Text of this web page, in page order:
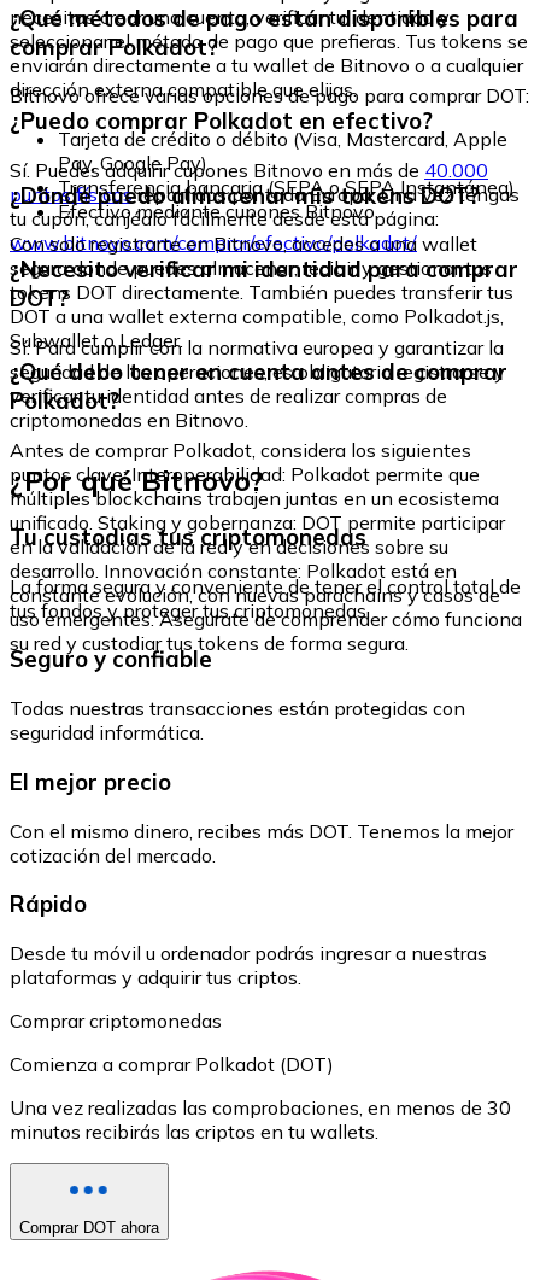
necesitas crear una cuenta, verificar tu identidad y
seleccionar el método de pago que prefieras. Tus tokens se
enviarán directamente a tu wallet de Bitnovo o a cualquier
dirección externa compatible que elijas.
¿Qué métodos de pago están disponibles para
comprar Polkadot?
Bitnovo ofrece varias opciones de pago para comprar DOT:
Tarjeta de crédito o débito (Visa, Mastercard, Apple
Pay, Google Pay)
Transferencia bancaria (SEPA o SEPA Instantánea)
Efectivo mediante cupones Bitnovo
¿Puedo comprar Polkadot en efectivo?
Sí. Puedes adquirir cupones Bitnovo en más de 40.000
puntos físicosrepartidos por toda Europa. Una vez tengas
tu cupón, canjéalo fácilmente desde esta página:
www.bitnovo.com/comprar/efectivo/polkadot/
¿Dónde puedo almacenar mis tokens DOT?
Con solo registrarte en Bitnovo, accedes a una wallet
segura donde puedes almacenar, recibir y gestionar tus
tokens DOT directamente. También puedes transferir tus
DOT a una wallet externa compatible, como Polkadot.js,
Subwallet o Ledger.
¿Necesito verificar mi identidad para comprar
DOT?
Sí. Para cumplir con la normativa europea y garantizar la
seguridad de las operaciones, es obligatorio registrarse y
verificar tu identidad antes de realizar compras de
criptomonedas en Bitnovo.
¿Qué debo tener en cuenta antes de comprar
Polkadot?
Antes de comprar Polkadot, considera los siguientes
puntos clave: Interoperabilidad: Polkadot permite que
múltiples blockchains trabajen juntas en un ecosistema
unificado. Staking y gobernanza: DOT permite participar
en la validación de la red y en decisiones sobre su
desarrollo. Innovación constante: Polkadot está en
constante evolución, con nuevas parachains y casos de
uso emergentes. Asegúrate de comprender cómo funciona
su red y custodiar tus tokens de forma segura.
¿Por qué Bitnovo?
Tu custodias tus criptomonedas
La forma segura y conveniente de tener el control total de
tus fondos y proteger tus criptomonedas.
Seguro y confiable
Todas nuestras transacciones están protegidas con
seguridad informática.
El mejor precio
Con el mismo dinero, recibes más DOT. Tenemos la mejor
cotización del mercado.
Rápido
Desde tu móvil u ordenador podrás ingresar a nuestras
plataformas y adquirir tus criptos.
Comprar criptomonedas
Comienza a comprar Polkadot (DOT)
Una vez realizadas las comprobaciones, en menos de 30
minutos recibirás las criptos en tu wallets.
Comprar DOT ahora